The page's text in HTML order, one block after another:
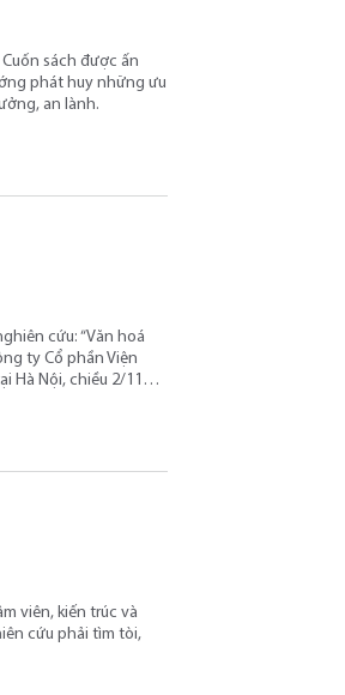
sách được ấn
phát huy những ưu
an lành.
cứu: “Văn hoá
ty Cổ phần Viện
Hà Nội, chiều 2/11…
viên, kiến trúc và
cứu phải tìm tòi,